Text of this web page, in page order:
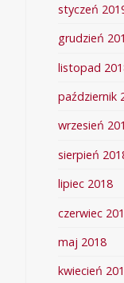
styczeń
grudzień
listopad
październik
wrzesień
sierpień
lipiec 2018
czerwiec
maj 2018
kwiecień